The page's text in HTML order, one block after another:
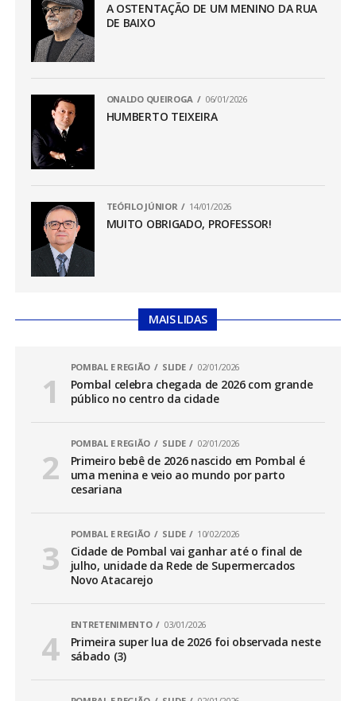
A OSTENTAÇÃO DE UM MENINO DA RUA
DE BAIXO
ONALDO QUEIROGA 06/01/2026
HUMBERTO TEIXEIRA
TEÓFILO JÚNIOR 14/01/2026
MUITO OBRIGADO, PROFESSOR!
MAIS LIDAS
POMBAL E REGIÃO SLIDE 02/01/2026
Pombal celebra chegada de 2026 com grande
público no centro da cidade
POMBAL E REGIÃO SLIDE 02/01/2026
Primeiro bebê de 2026 nascido em Pombal é
uma menina e veio ao mundo por parto
cesariana
POMBAL E REGIÃO SLIDE 10/02/2026
Cidade de Pombal vai ganhar até o final de
julho, unidade da Rede de Supermercados
Novo Atacarejo
ENTRETENIMENTO 03/01/2026
Primeira super lua de 2026 foi observada neste
sábado (3)